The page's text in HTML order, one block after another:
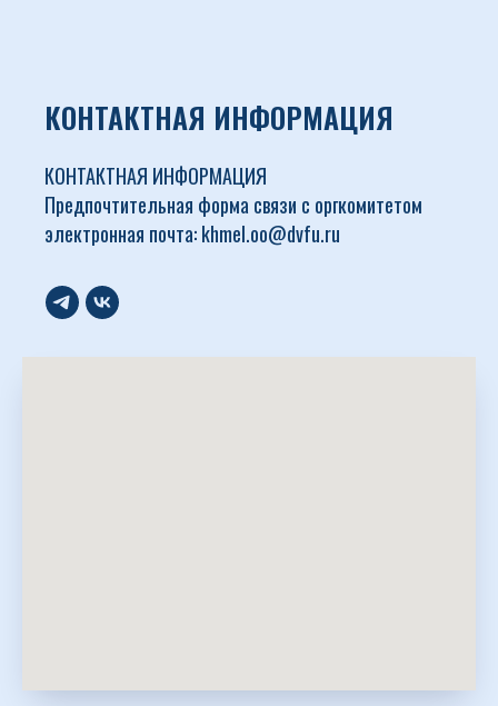
КОНТАКТНАЯ ИНФОРМАЦИЯ
КОНТАКТНАЯ ИНФОРМАЦИЯ
Предпочтительная форма связи с оргкомитетом
электронная почта: khmel.oo@dvfu.ru